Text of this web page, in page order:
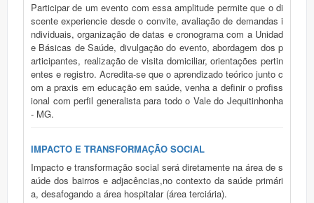
Participar de um evento com essa amplitude permite que o di
scente experiencie desde o convite, avaliação de demandas i
ndividuais, organização de datas e cronograma com a Unidad
e Básicas de Saúde, divulgação do evento, abordagem dos p
articipantes, realização de visita domiciliar, orientações pertin
entes e registro. Acredita-se que o aprendizado teórico junto c
om a praxis em educação em saúde, venha a definir o profiss
ional com perfil generalista para todo o Vale do Jequitinhonha
- MG.
IMPACTO E TRANSFORMAÇÃO SOCIAL
Impacto e transformação social será diretamente na área de s
aúde dos bairros e adjacências,no contexto da saúde primári
a, desafogando a área hospitalar (área terciária).